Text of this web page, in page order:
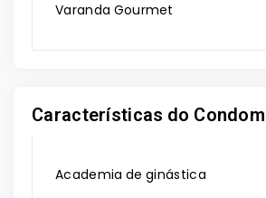
Varanda Gourmet
Características do
Academia de ginástica